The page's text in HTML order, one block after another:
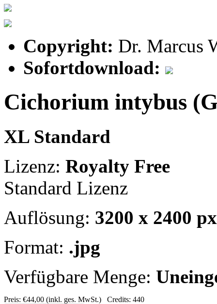
Copyright: Dr. Marcus
Sofortdownload:
Cichorium intybus
XL Standard
Lizenz: Royalty Free
Standard Lizenz
Auflösung: 3200 x 2400 px
Format: .jpg
Verfügbare Menge:
Preis: €44,00 (inkl. ges. MwSt.) Credits: 440